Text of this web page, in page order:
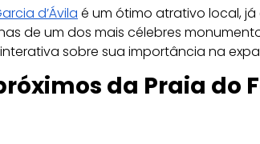
d’Ávila é um ótimo atrativo local,
de um dos mais célebres
sobre sua importância na
da Praia do